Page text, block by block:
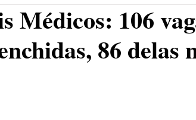
Médicos: 106
86 delas